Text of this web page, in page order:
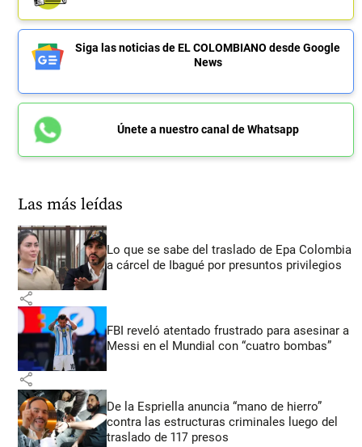
Siga las noticias de EL COLOMBIANO desde Google
News
Únete a nuestro canal de Whatsapp
Las más leídas
Lo que se sabe del traslado de Epa Colombia
a cárcel de Ibagué por presuntos privilegios
share
FBI reveló atentado frustrado para asesinar a
Messi en el Mundial con “cuatro bombas”
share
De la Espriella anuncia “mano de hierro”
contra las estructuras criminales luego del
traslado de 117 presos